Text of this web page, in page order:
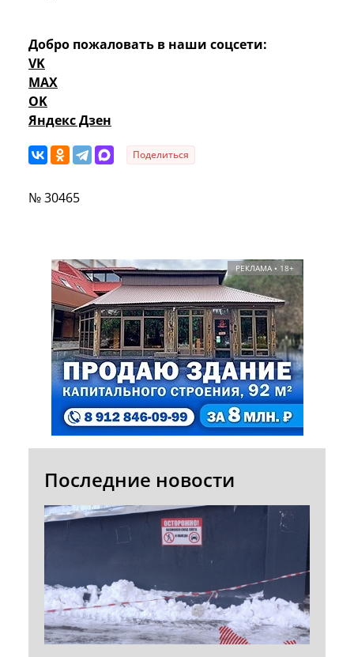
Добро пожаловать в наши соцсети:
VK
MAX
OK
Яндекс Дзен
Поделиться
№ 30465
РЕКЛАМА • 18+
Последние новости